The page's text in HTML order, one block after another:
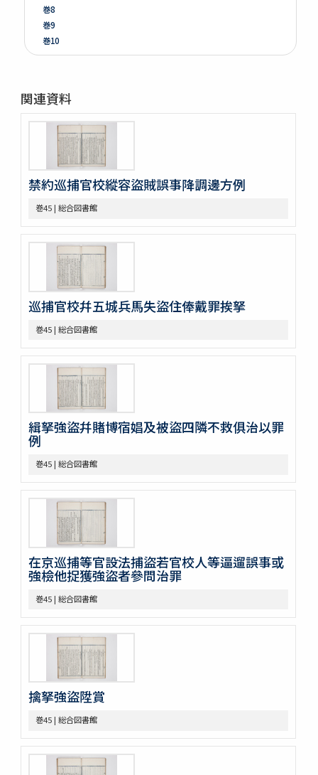
巻8
巻9
巻10
巻11
巻14
巻15
巻16
巻18
巻19
巻21
巻22
巻23
巻24
巻25
巻26
巻27
巻29
巻30
巻31
巻32
巻33
巻34
巻35
巻37
巻39
巻40
巻41
巻42
巻43
巻44
巻46
巻47
巻48
巻49
巻50
不分巻1
不分巻2
不分巻4
不分巻5
不分巻6
関連資料
禁約巡捕官校縱容盜賊誤事降調邊方例
巻45 | 総合図書館
巡捕官校幷五城兵馬失盜住俸戴罪挨拏
巻45 | 総合図書館
緝拏強盜幷賭博宿娼及被盜四隣不救俱治以罪
例
巻45 | 総合図書館
在京巡捕等官設法捕盜若官校人等逼遛誤事或
強檢他捉獲強盜者參問治罪
巻45 | 総合図書館
擒拏強盜陞賞
巻45 | 総合図書館